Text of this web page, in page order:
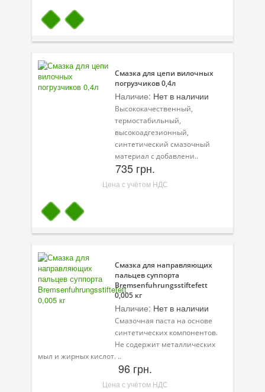
Смазка для цепи вилочных
погрузчиков 0,4л
Наличие: Нет в наличии
Высококачественный,
термостабильный,
высокоадгезионный,
синтетический смазочный
материал с добавлени..
735 грн.
Цена с учётом НДС
Смазка для направляющих
пальцев суппорта
Bremsenfuhrungsstiftefett
0,005 кг
Наличие: Нет в наличии
Смазочная паста на основе
синтетических компонентов.
Не содержит металлических
мыл и жирных кислот. ..
96 грн.
Цена с учётом НДС